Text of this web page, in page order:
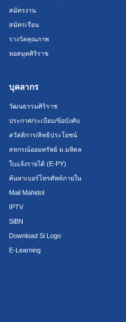
สมัครงาน
สมัครเรียน
รางวัลคุณภาพ
หอสมุดศิริราช
บุคลากร
วัฒนธรรมศิริราช
ประกาศ/ระเบียบ/ข้อบังคับ
สวัสดิการ/สิทธิประโยชน์
สหกรณ์ออมทรัพย์ ม.มหิดล
ใบแจ้งรายได้ (E-PY)
ค้นหาเบอร์โทรศัพท์ภายใน
Mail Mahidol
IPTV
SiBN
Download Si Logo
E-Learning